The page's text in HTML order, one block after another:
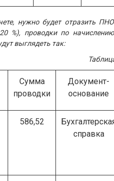
нужно будет отразить
%), проводки по
выглядеть так:
Сумма
проводки
Документ-
основание
586,52
справка